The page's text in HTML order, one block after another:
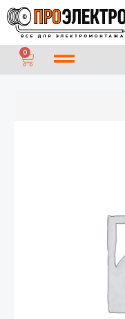
Перейти
содержимому
0 CART